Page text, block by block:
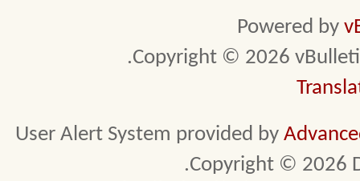
Powered by
Copyright © 2026
User Alert System provided by
Copyright © 2026